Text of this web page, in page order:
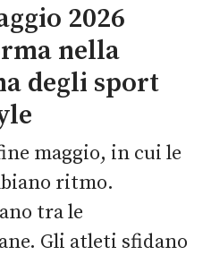
2026
nella
degli sport
maggio, in cui le
ritmo.
tra le
Gli atleti sfidano